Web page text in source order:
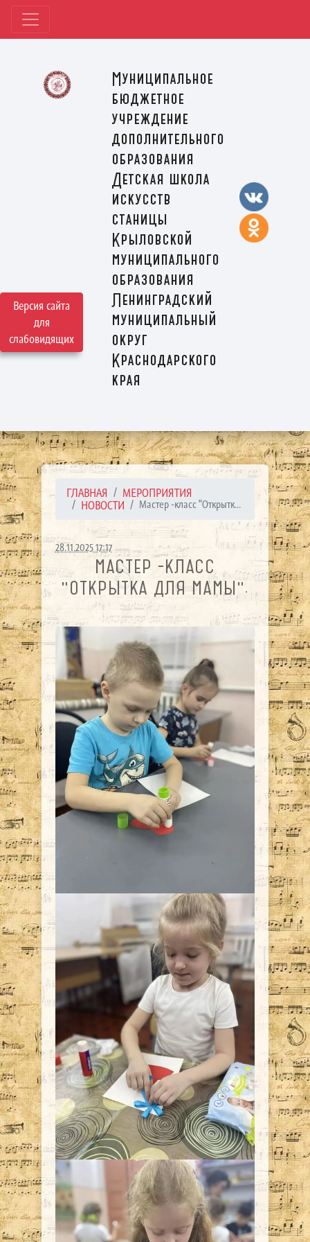
Версия сайта
для
слабовидящих
Муниципальное
бюджетное
учреждение
дополнительного
образования
Детская школа
искусств
станицы
Крыловской
муниципального
образования
Ленинградский
муниципальный
округ
Краснодарского
края
ГЛАВНАЯ
МЕРОПРИЯТИЯ
НОВОСТИ
Мастер -класс "Открытк...
28.11.2025 17:17
МАСТЕР -КЛАСС
"ОТКРЫТКА ДЛЯ МАМЫ".